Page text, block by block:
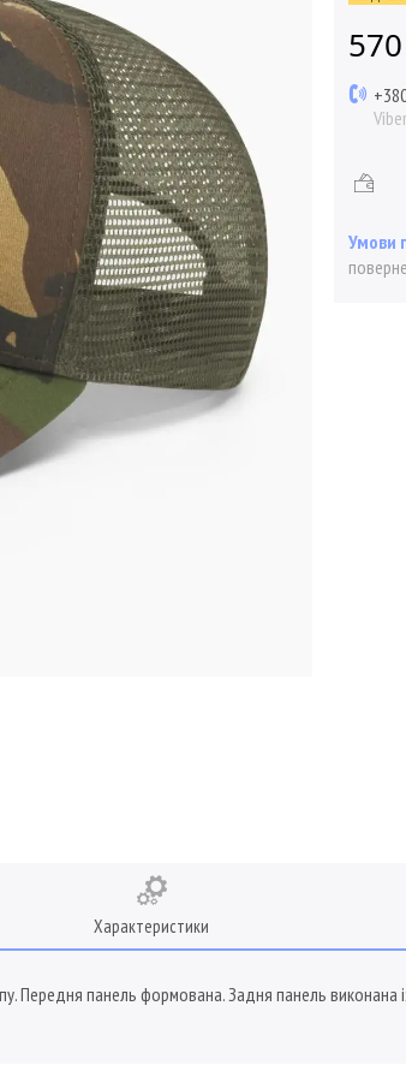
Характеристики
Передня панель формована. Задня панель виконана